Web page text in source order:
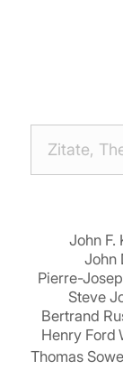
John F.
John
Pierre-
Steve
Bertrand
Henry Ford
Thomas